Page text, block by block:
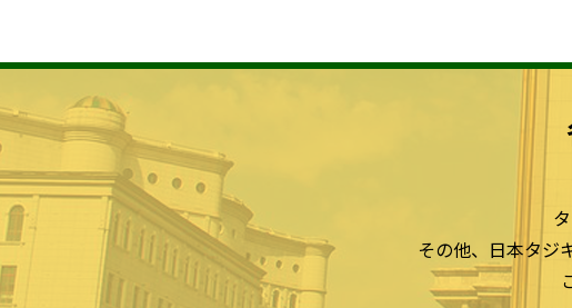
その他、
日本タジ